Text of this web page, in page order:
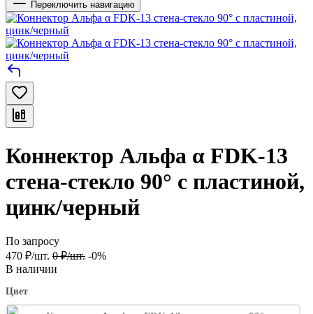
Переключить навигацию
Коннектор Альфа α FDK-13
стена-стекло 90° с пластиной,
цинк/черный
По запросу
470 ₽/шт. 0 ₽/шт. -0%
В наличии
Цвет